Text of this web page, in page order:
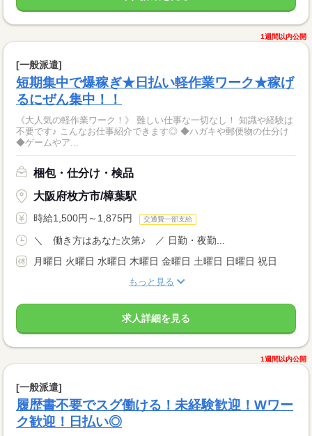
1週間以内公開
[一般派遣]
短期集中で爆稼ぎ★日払い軽作業ワーク★稼げ
るにぜん集中！！
《大人気の軽作業ワーク！》 難しい仕事な一切なし！ 知識や経験は
不要です♪ こんなお仕事紹介できます◎ ◆ハガキや郵便物の仕分け
◆ゲームやア...
梱包・仕分け・検品
大阪府枚方市/樟葉駅
時給1,500円～1,875円 交通費一部支給
＼ 働き方はあなた次第♪ ／ 日勤・夜勤...
月曜日 火曜日 水曜日 木曜日 金曜日 土曜日 日曜日 祝日
もっと見る
求人詳細を見る
1週間以内公開
[一般派遣]
履歴書不要でスグ働ける！未経験歓迎！Wワー
ク歓迎！日払い◎